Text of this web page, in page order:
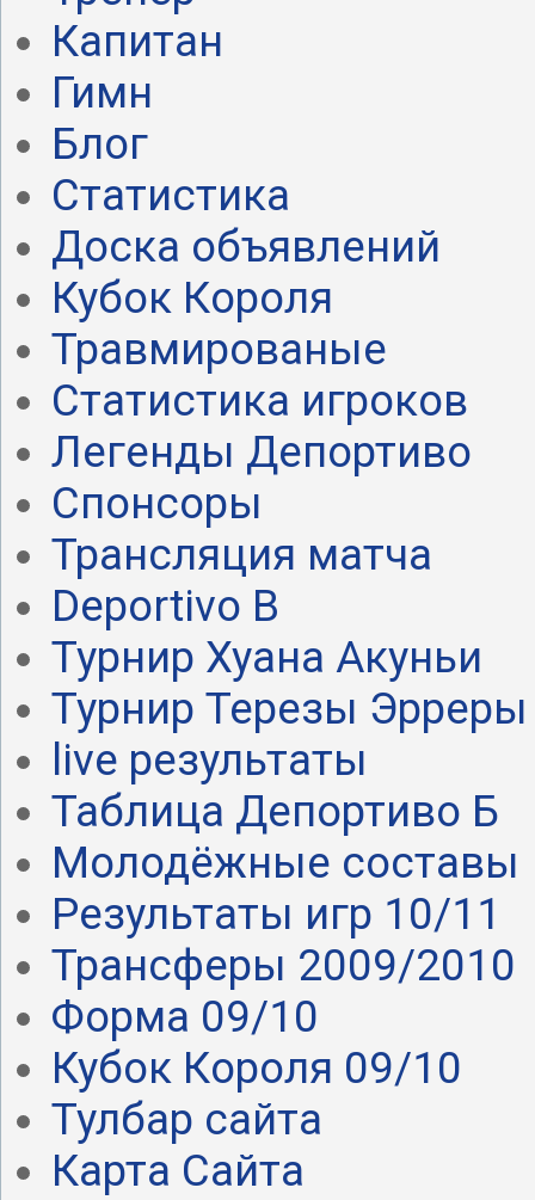
Капитан
Гимн
Блог
Статистика
Доска объявлений
Кубок Короля
Травмированые
Статистика игроков
Легенды Депортиво
Спонсоры
Трансляция матча
Deportivo B
Турнир Хуана Акуньи
Турнир Терезы Эрреры
live результаты
Таблица Депортиво Б
Молодёжные составы
Результаты игр 10/11
Трансферы 2009/2010
Форма 09/10
Кубок Короля 09/10
Тулбар сайта
Карта Сайта